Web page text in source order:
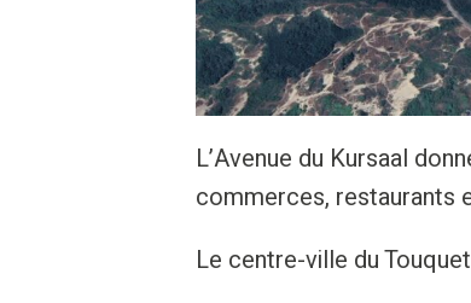
L’Avenue du Kursaal
commerces, restaurants
Le centre-ville du